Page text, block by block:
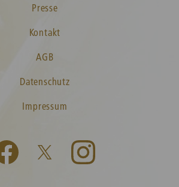
Presse
Kontakt
AGB
Datenschutz
Impressum